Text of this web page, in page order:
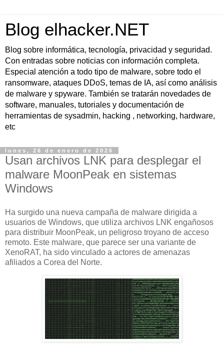
Blog elhacker.NET
Blog sobre informática, tecnología, privacidad y seguridad.
Con entradas sobre noticias con información completa.
Especial atención a todo tipo de malware, sobre todo el
ransomware, ataques DDoS, temas de IA, así como análisis
de malware y spyware. También se tratarán novedades de
software, manuales, tutoriales y documentación de
herramientas de sysadmin, hacking , networking, hardware,
etc
lunes, 26 de enero de 2026
Usan archivos LNK para desplegar el
malware MoonPeak en sistemas
Windows
Ha surgido una nueva campaña de malware dirigida a
usuarios de Windows, que utiliza archivos LNK engañosos
para distribuir MoonPeak, un peligroso troyano de acceso
remoto. Este malware, que parece ser una variante de
XenoRAT, ha sido vinculado a actores de amenazas
afiliados a Corea del Norte.